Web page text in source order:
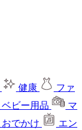
健康
ファ
ベビー用品
マ
おでかけ
エン